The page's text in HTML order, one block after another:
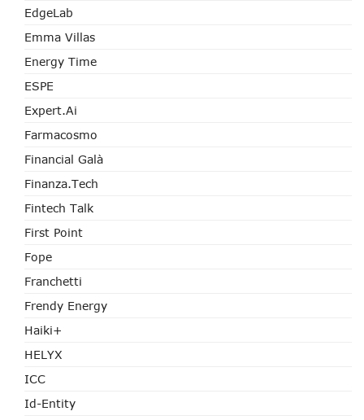
EdgeLab
Emma Villas
Energy Time
ESPE
Expert.ai
Farmacosmo
Financial Galà
Finanza.tech
Fintech Talk
First Point
Fope
Franchetti
Frendy Energy
Haiki+
HELYX
ICC
Id-Entity